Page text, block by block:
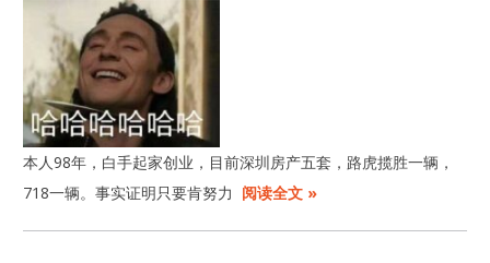
本人98年，白手起家创业，目前深圳房产五套，路虎揽胜一辆，
718一辆。事实证明只要肯努力 阅读全文 »